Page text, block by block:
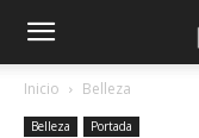
Inicio Belleza
Belleza Portada